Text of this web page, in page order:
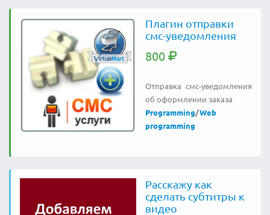
Плагин отправки
смс-уведомления
800
Отправка смс-уведомления
об оформлении заказа
Programming/Web
programming
Расскажу как
сделать субтитры к
видео